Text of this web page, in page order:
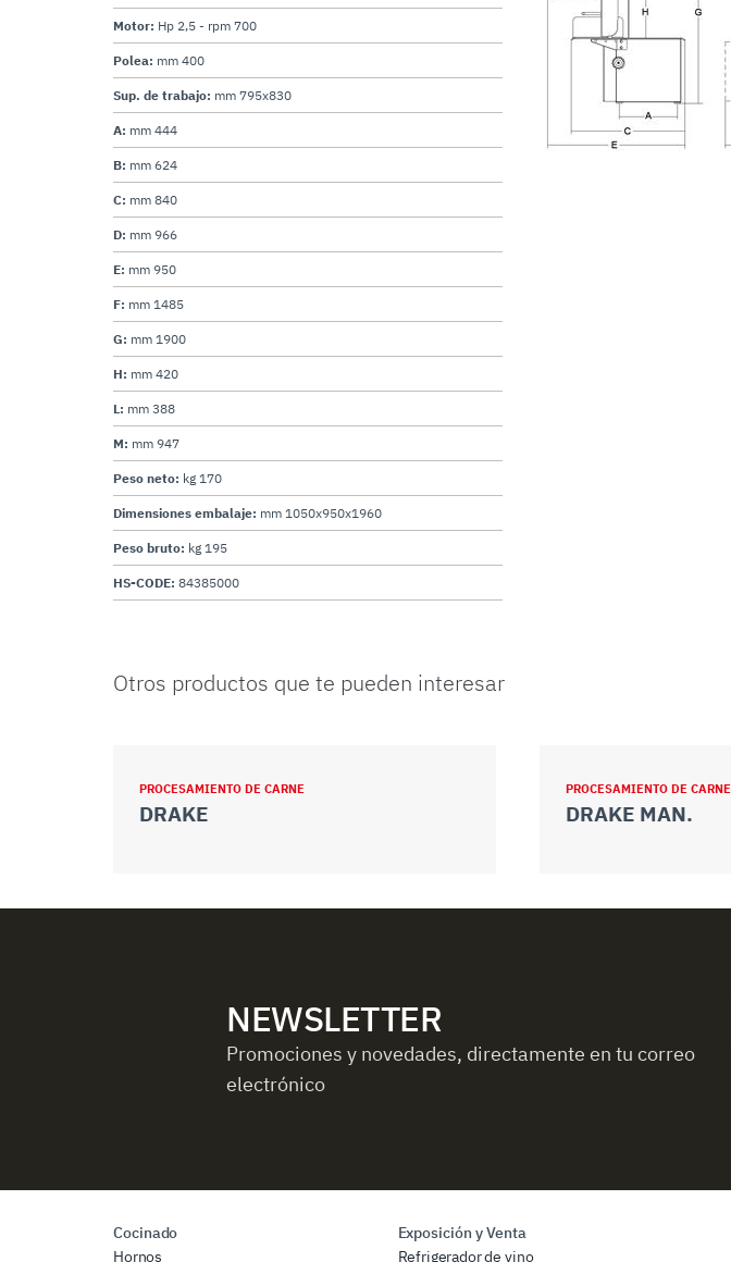
Motor: Hp 2,5 - rpm 700
Polea: mm 400
Sup. de trabajo: mm 795x830
A: mm 444
B: mm 624
C: mm 840
D: mm 966
E: mm 950
F: mm 1485
G: mm 1900
H: mm 420
L: mm 388
M: mm 947
Peso neto: kg 170
Dimensiones embalaje: mm 1050x950x1960
Peso bruto: kg 195
HS-CODE: 84385000
Otros productos que te pueden interesar
PROCESAMIENTO DE CARNE
DRAKE
PROCESAMIENTO DE CARNE
DRAKE MAN.
NEWSLETTER
Promociones y novedades, directamente en tu correo
electrónico
Cocinado
Hornos
Exposición y Venta
Refrigerador de vino